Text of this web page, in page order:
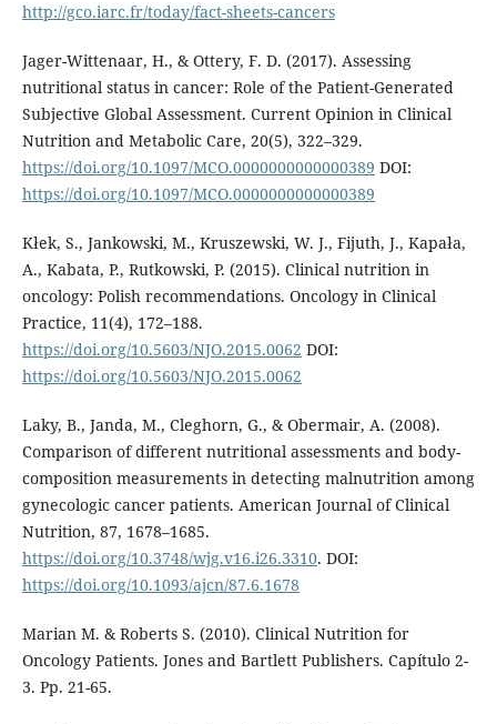
http://gco.iarc.fr/today/fact-sheets-cancers
Jager-Wittenaar, H., & Ottery, F. D. (2017). Assessing
nutritional status in cancer: Role of the Patient-Generated
Subjective Global Assessment. Current Opinion in Clinical
Nutrition and Metabolic Care, 20(5), 322–329.
https://doi.org/10.1097/MCO.0000000000000389 DOI:
https://doi.org/10.1097/MCO.0000000000000389
Kłek, S., Jankowski, M., Kruszewski, W. J., Fijuth, J., Kapała,
A., Kabata, P., Rutkowski, P. (2015). Clinical nutrition in
oncology: Polish recommendations. Oncology in Clinical
Practice, 11(4), 172–188.
https://doi.org/10.5603/NJO.2015.0062 DOI:
https://doi.org/10.5603/NJO.2015.0062
Laky, B., Janda, M., Cleghorn, G., & Obermair, A. (2008).
Comparison of different nutritional assessments and body-
composition measurements in detecting malnutrition among
gynecologic cancer patients. American Journal of Clinical
Nutrition, 87, 1678–1685.
https://doi.org/10.3748/wjg.v16.i26.3310. DOI:
https://doi.org/10.1093/ajcn/87.6.1678
Marian M. & Roberts S. (2010). Clinical Nutrition for
Oncology Patients. Jones and Bartlett Publishers. Capítulo 2-
3. Pp. 21-65.